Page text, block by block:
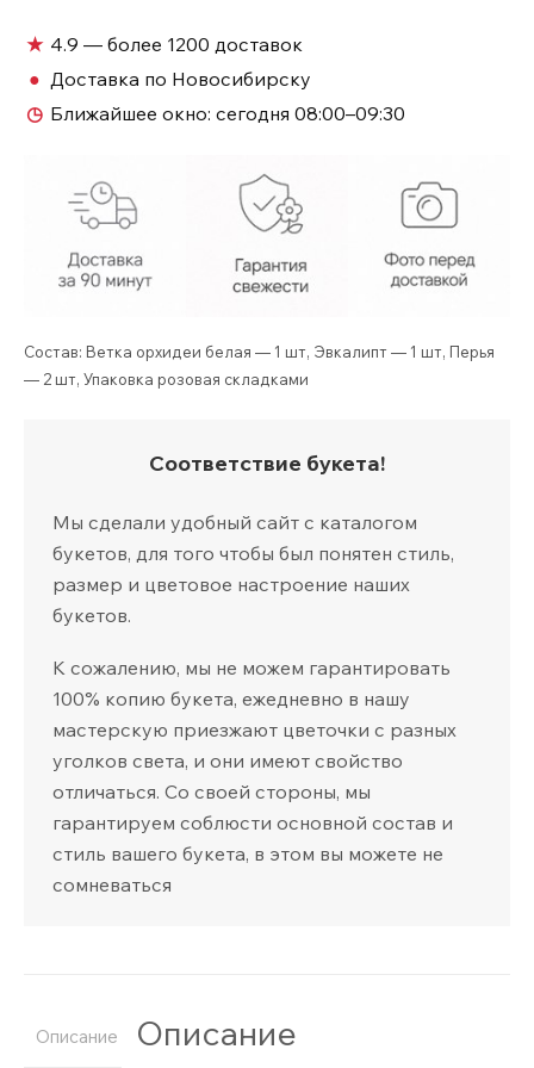
орхидеи
эвкалиптом
№680
★ 4.9 — более 1200 доставок
● Доставка по Новосибирску
◷ Ближайшее окно: сегодня 08:00–09:30
Состав: Ветка орхидеи белая — 1 шт, Эвкалипт — 1 шт, Перья
— 2 шт, Упаковка розовая складками
Соответствие букета!
Мы сделали удобный сайт с каталогом
букетов, для того чтобы был понятен стиль,
размер и цветовое настроение наших
букетов.
К сожалению, мы не можем гарантировать
100% копию букета, ежедневно в нашу
мастерскую приезжают цветочки с разных
уголков света, и они имеют свойство
отличаться. Со своей стороны, мы
гарантируем соблюсти основной состав и
стиль вашего букета, в этом вы можете не
сомневаться
Описание Описание